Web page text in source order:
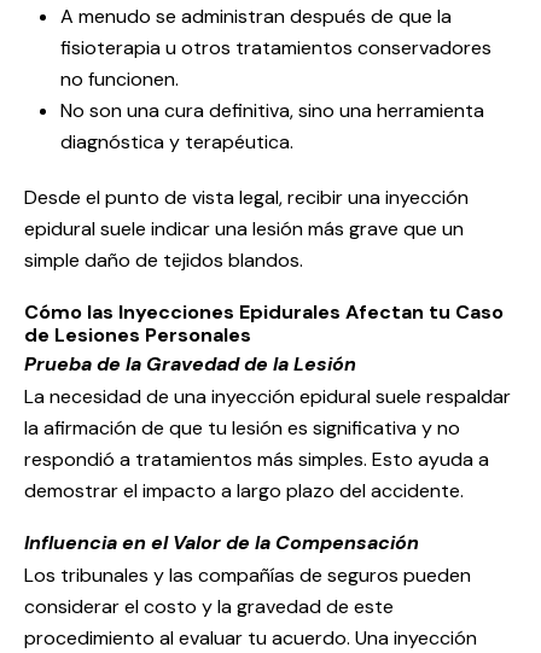
A menudo se administran después de que la
fisioterapia u otros tratamientos conservadores
no funcionen.
No son una cura definitiva, sino una herramienta
diagnóstica y terapéutica.
Desde el punto de vista legal, recibir una inyección
epidural suele indicar una lesión más grave que un
simple daño de tejidos blandos.
Cómo las Inyecciones Epidurales Afectan tu Caso
de Lesiones Personales
Prueba de la Gravedad de la Lesión
La necesidad de una inyección epidural suele respaldar
la afirmación de que tu lesión es significativa y no
respondió a tratamientos más simples. Esto ayuda a
demostrar el impacto a largo plazo del accidente.
Influencia en el Valor de la Compensación
Los tribunales y las compañías de seguros pueden
considerar el costo y la gravedad de este
procedimiento al evaluar tu acuerdo. Una inyección